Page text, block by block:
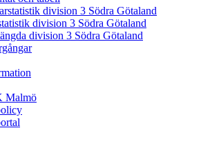
division 3 Södra Götaland
division 3 Södra Götaland
division 3 Södra Götaland
Malmö